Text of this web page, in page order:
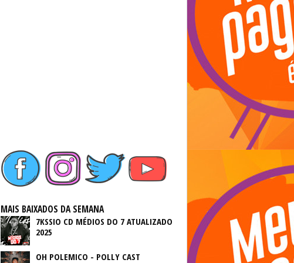
MAIS BAIXADOS DA SEMANA
7KSSIO CD MÉDIOS DO 7 ATUALIZADO
2025
OH POLEMICO - POLLY CAST